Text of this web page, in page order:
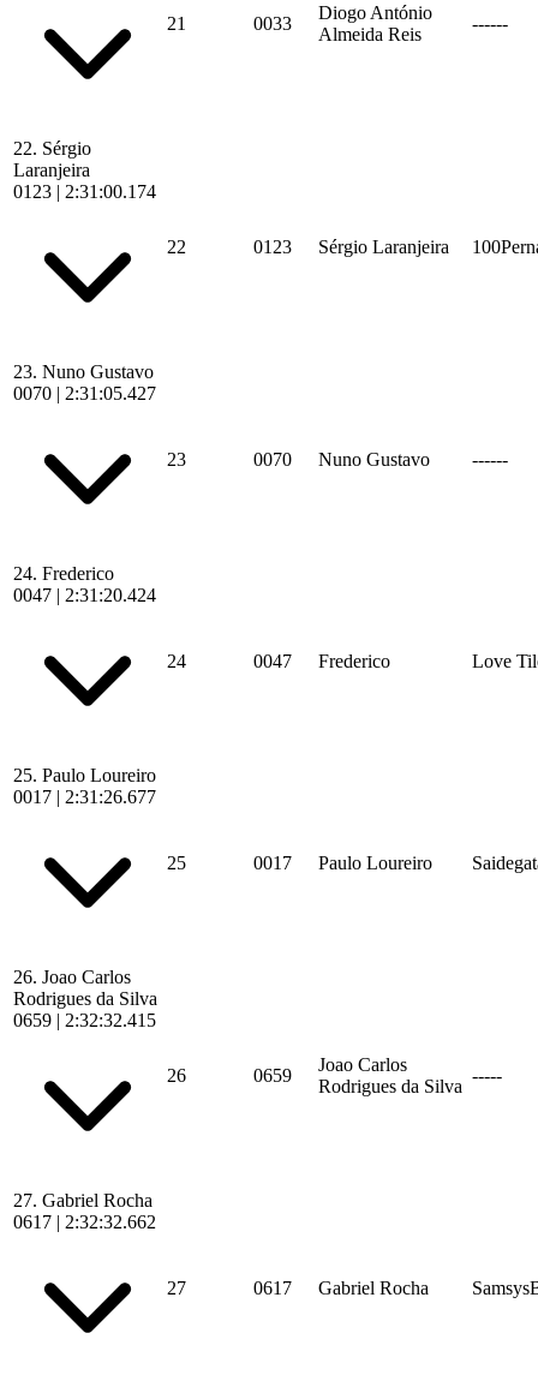
21 0033
Diogo António
Almeida Reis
------
22. Sérgio
Laranjeira
0123 | 2:31:00.174
22 0123 Sérgio Laranjeira
23. Nuno Gustavo
0070 | 2:31:05.427
23 0070 Nuno Gustavo ------
24. Frederico
0047 | 2:31:20.424
24 0047 Frederico Love
25. Paulo Loureiro
0017 | 2:31:26.677
25 0017 Paulo Loureiro
26. Joao Carlos
Rodrigues da Silva
0659 | 2:32:32.415
26 0659
Joao Carlos
Rodrigues da Silva
-----
27. Gabriel Rocha
0617 | 2:32:32.662
27 0617 Gabriel Rocha